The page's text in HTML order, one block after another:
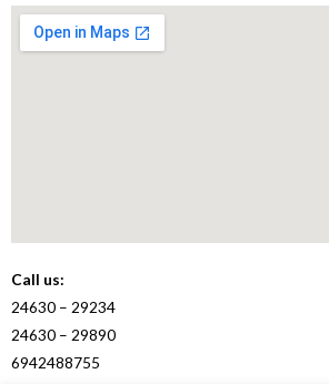
Call us:
24630 – 29234
24630 – 29890
6942488755